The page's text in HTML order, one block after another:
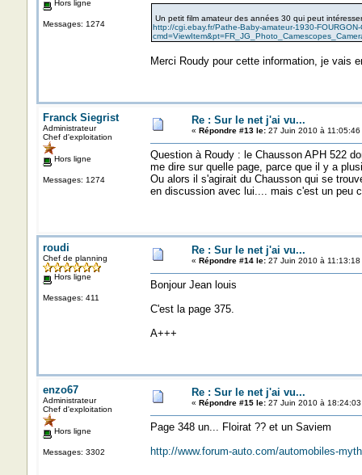
Hors ligne
Messages: 1274
Un petit film amateur des années 30 qui peut
http://cgi.ebay.fr/Pathe-Baby-amateur-1930-
Merci Roudy pour cette information, je vais
Franck Siegrist
Administrateur
Chef d'exploitation
Hors ligne
Messages: 1274
Re : Sur le net j'ai vu...
« Répondre #13 le:27 Juin 2010 à 11:05:46
Question à Roudy : le Chausson APH 522
me dire sur quelle page, parce que il y a
Ou alors il s'agirait du Chausson qui se
en discussion avec lui.... mais c'est un peu
roudi
Chef de planning
Hors ligne
Messages: 411
Re : Sur le net j'ai vu...
« Répondre #14 le:27 Juin 2010 à 11:13:18
Bonjour Jean louis
C'est la page 375.
A+++
enzo67
Administrateur
Chef d'exploitation
Hors ligne
Messages: 3302
Re : Sur le net j'ai vu...
« Répondre #15 le:27 Juin 2010 à 18:24:03
Page 348 un... Floirat ?? et un Saviem
http://www.forum-auto.com/automobiles-